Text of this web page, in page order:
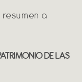
a
DE LAS